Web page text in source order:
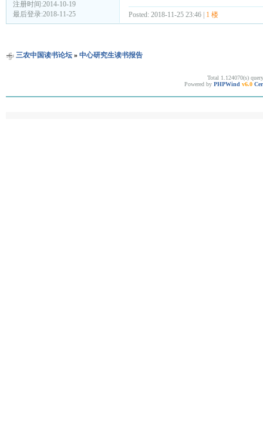
注册时间:2014-10-19
最后登录:2018-11-25
Posted: 2018-11-25 23:46 | 1 楼
三农中国读书论坛» 中心研究生读书报告
Total 1.124070(s)
Powered by PHPWind v6.0